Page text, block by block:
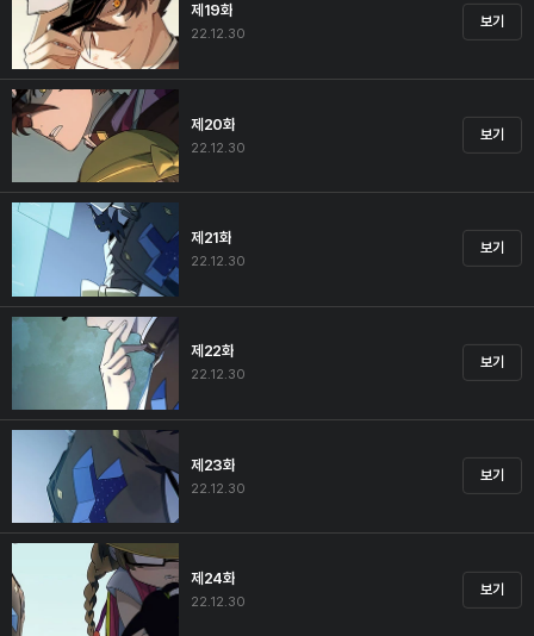
제19화
22.12.30
보기
제20화
22.12.30
보기
제21화
22.12.30
보기
제22화
22.12.30
보기
제23화
22.12.30
보기
제24화
22.12.30
보기